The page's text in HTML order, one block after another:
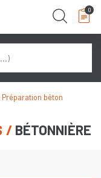
0
Préparation béton
BÉTONNIÈRE